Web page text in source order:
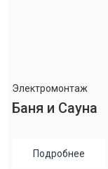
Электромонтаж
Баня и Сауна
Подробнее